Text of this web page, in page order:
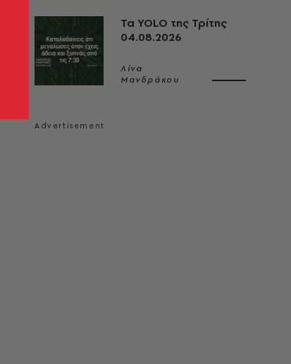
Τα YOLO της Τρίτης
04.08.2026
Λίνα
Μανδράκου